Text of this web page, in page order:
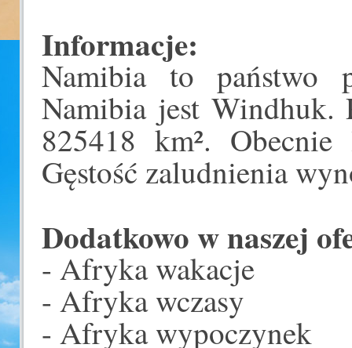
Informacje:
Namibia to państwo
Namibia jest Windhuk.
825418 km².
Gęstość zaludnienia
Dodatkowo w naszej
- Afryka wakacje
- Afryka wczasy
- Afryka wypoczynek